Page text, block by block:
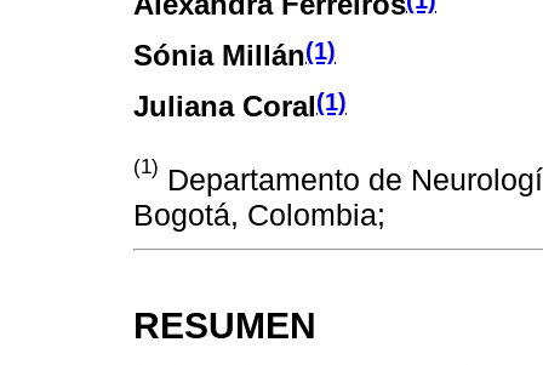
Sónia Millán(1)
Juliana Coral(1)
(1) Departamento de
Bogotá, Colombia;
RESUMEN